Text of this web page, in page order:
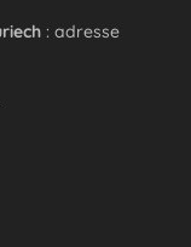
: adresse